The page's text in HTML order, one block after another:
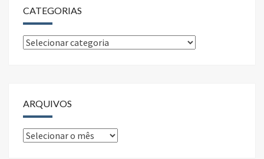
CATEGORIAS
Categorias
ARQUIVOS
Arquivos